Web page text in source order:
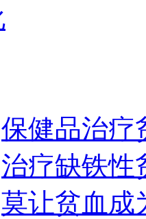
保健品治疗
治疗缺铁性
莫让贫血成